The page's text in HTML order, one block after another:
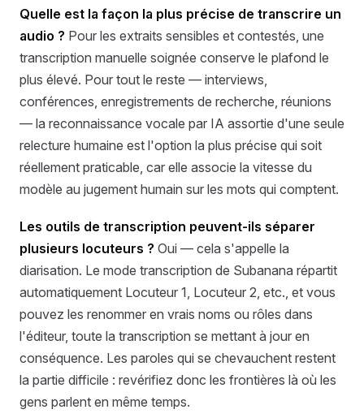
Quelle est la façon la plus précise de transcrire un
audio ? Pour les extraits sensibles et contestés, une
transcription manuelle soignée conserve le plafond le
plus élevé. Pour tout le reste — interviews,
conférences, enregistrements de recherche, réunions
— la reconnaissance vocale par IA assortie d'une seule
relecture humaine est l'option la plus précise qui soit
réellement praticable, car elle associe la vitesse du
modèle au jugement humain sur les mots qui comptent.
Les outils de transcription peuvent-ils séparer
plusieurs locuteurs ? Oui — cela s'appelle la
diarisation. Le mode transcription de Subanana répartit
automatiquement Locuteur 1, Locuteur 2, etc., et vous
pouvez les renommer en vrais noms ou rôles dans
l'éditeur, toute la transcription se mettant à jour en
conséquence. Les paroles qui se chevauchent restent
la partie difficile : revérifiez donc les frontières là où les
gens parlent en même temps.